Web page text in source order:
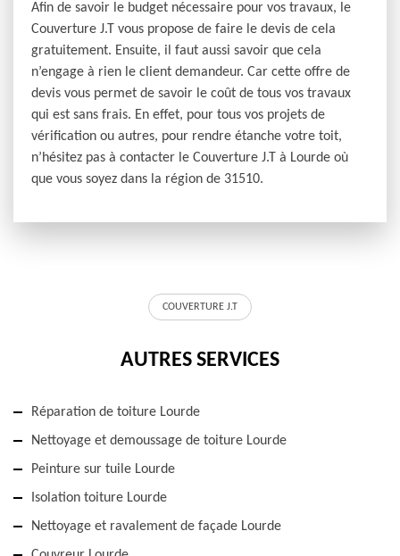
Afin de savoir le budget nécessaire pour vos travaux, le
Couverture J.T vous propose de faire le devis de cela
gratuitement. Ensuite, il faut aussi savoir que cela
n’engage à rien le client demandeur. Car cette offre de
devis vous permet de savoir le coût de tous vos travaux
qui est sans frais. En effet, pour tous vos projets de
vérification ou autres, pour rendre étanche votre toit,
n’hésitez pas à contacter le Couverture J.T à Lourde où
que vous soyez dans la région de 31510.
COUVERTURE J.T
AUTRES SERVICES
Réparation de toiture Lourde
Nettoyage et demoussage de toiture Lourde
Peinture sur tuile Lourde
Isolation toiture Lourde
Nettoyage et ravalement de façade Lourde